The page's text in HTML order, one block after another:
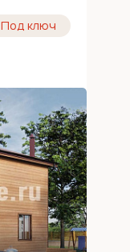
Под ключ